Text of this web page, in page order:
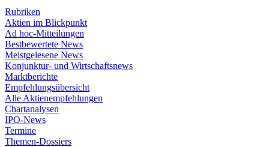
Rubriken
Aktien im Blickpunkt
Ad hoc-Mitteilungen
Bestbewertete News
Meistgelesene News
Konjunktur- und Wirtschaftsnews
Marktberichte
Empfehlungsübersicht
Alle Aktienempfehlungen
Chartanalysen
IPO-News
Termine
Themen-Dossiers